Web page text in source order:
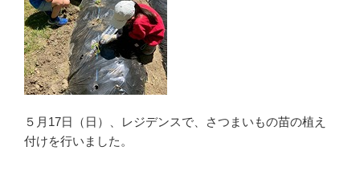
５月17日（日）、レジデンスで、さつまいもの苗の植え
付けを行いました。